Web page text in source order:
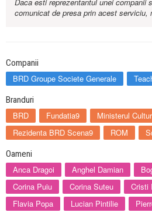
comunicat de presa prin acest serviciu,
Companii
BRD Groupe Societe Generale
Branduri
BRD Fundatia9
Ministerul
Rezidenta BRD Scena9
ROM
Oameni
Anca Dragoi Anghel Damian
Corina Puiu
Corina Suteu Cristi
Flavia Popa
Lucian Pintilie